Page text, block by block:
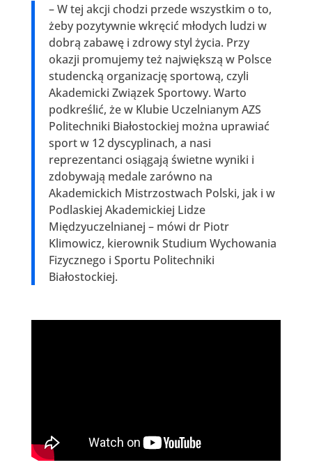
– W tej akcji chodzi przede wszystkim o to,
żeby pozytywnie wkręcić młodych ludzi w
dobrą zabawę i zdrowy styl życia. Przy
okazji promujemy też największą w Polsce
studencką organizację sportową, czyli
Akademicki Związek Sportowy. Warto
podkreślić, że w Klubie Uczelnianym AZS
Politechniki Białostockiej można uprawiać
sport w 12 dyscyplinach, a nasi
reprezentanci osiągają świetne wyniki i
zdobywają medale zarówno na
Akademickich Mistrzostwach Polski, jak i w
Podlaskiej Akademickiej Lidze
Międzyuczelnianej – mówi dr Piotr
Klimowicz, kierownik Studium Wychowania
Fizycznego i Sportu Politechniki
Białostockiej.